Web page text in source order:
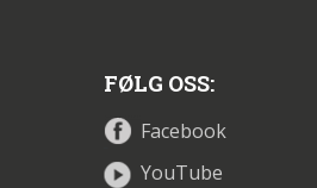
FØLG OSS:
Facebook
YouTube